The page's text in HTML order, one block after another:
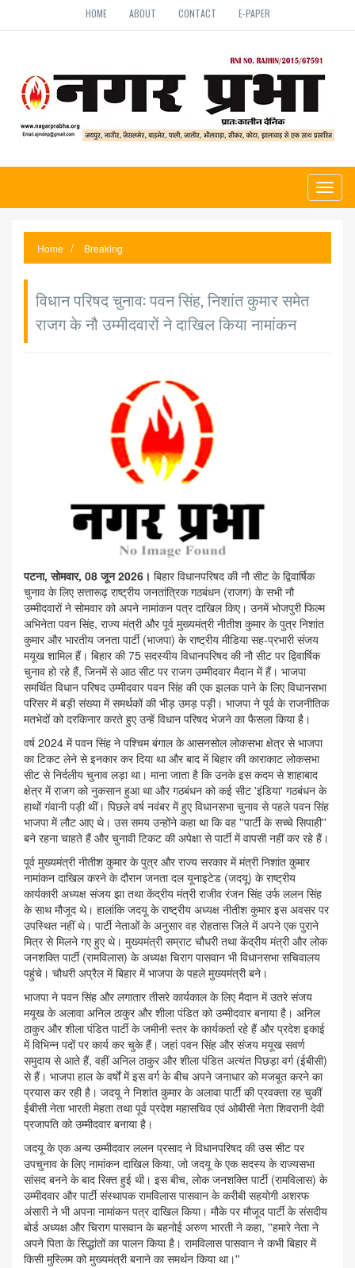
HOME ABOUT CONTACT E-PAPER
Home Breaking
विधान परिषद चुनाव: पवन सिंह, निशांत कुमार समेत
राजग के नौ उम्मीदवारों ने दाखिल किया नामांकन
पटना, सोमवार, 08 जून 2026। बिहार विधानपरिषद की नौ सीट के द्विवार्षिक
चुनाव के लिए सत्तारूढ़ राष्ट्रीय जनतांत्रिक गठबंधन (राजग) के सभी नौ
उम्मीदवारों ने सोमवार को अपने नामांकन पत्र दाखिल किए। उनमें भोजपुरी फिल्म
अभिनेता पवन सिंह, राज्य मंत्री और पूर्व मुख्यमंत्री नीतीश कुमार के पुत्र निशांत
कुमार और भारतीय जनता पार्टी (भाजपा) के राष्ट्रीय मीडिया सह-प्रभारी संजय
मयूख शामिल हैं। बिहार की 75 सदस्यीय विधानपरिषद की नौ सीट पर द्विवार्षिक
चुनाव हो रहे हैं, जिनमें से आठ सीट पर राजग उम्मीदवार मैदान में हैं। भाजपा
समर्थित विधान परिषद उम्मीदवार पवन सिंह की एक झलक पाने के लिए विधानसभा
परिसर में बड़ी संख्या में समर्थकों की भीड़ उमड़ पड़ी। भाजपा ने पूर्व के राजनीतिक
मतभेदों को दरकिनार करते हुए उन्हें विधान परिषद भेजने का फैसला किया है।
वर्ष 2024 में पवन सिंह ने पश्चिम बंगाल के आसनसोल लोकसभा क्षेत्र से भाजपा
का टिकट लेने से इनकार कर दिया था और बाद में बिहार की काराकाट लोकसभा
सीट से निर्दलीय चुनाव लड़ा था। माना जाता है कि उनके इस कदम से शाहाबाद
क्षेत्र में राजग को नुकसान हुआ था और गठबंधन को कई सीट 'इंडिया' गठबंधन के
हाथों गंवानी पड़ी थीं। पिछले वर्ष नवंबर में हुए विधानसभा चुनाव से पहले पवन सिंह
भाजपा में लौट आए थे। उस समय उन्होंने कहा था कि वह ''पार्टी के सच्चे सिपाही''
बने रहना चाहते हैं और चुनावी टिकट की अपेक्षा से पार्टी में वापसी नहीं कर रहे हैं।
पूर्व मुख्यमंत्री नीतीश कुमार के पुत्र और राज्य सरकार में मंत्री निशांत कुमार
नामांकन दाखिल करने के दौरान जनता दल यूनाइटेड (जदयू) के राष्ट्रीय
कार्यकारी अध्यक्ष संजय झा तथा केंद्रीय मंत्री राजीव रंजन सिंह उर्फ ललन सिंह
के साथ मौजूद थे। हालांकि जदयू के राष्ट्रीय अध्यक्ष नीतीश कुमार इस अवसर पर
उपस्थित नहीं थे। पार्टी नेताओं के अनुसार वह रोहतास जिले में अपने एक पुराने
मित्र से मिलने गए हुए थे। मुख्यमंत्री सम्राट चौधरी तथा केंद्रीय मंत्री और लोक
जनशक्ति पार्टी (रामविलास) के अध्यक्ष चिराग पासवान भी विधानसभा सचिवालय
पहुंचे। चौधरी अप्रैल में बिहार में भाजपा के पहले मुख्यमंत्री बने।
भाजपा ने पवन सिंह और लगातार तीसरे कार्यकाल के लिए मैदान में उतरे संजय
मयूख के अलावा अनिल ठाकुर और शीला पंडित को उम्मीदवार बनाया है। अनिल
ठाकुर और शीला पंडित पार्टी के जमीनी स्तर के कार्यकर्ता रहे हैं और प्रदेश इकाई
में विभिन्न पदों पर कार्य कर चुके हैं। जहां पवन सिंह और संजय मयूख सवर्ण
समुदाय से आते हैं, वहीं अनिल ठाकुर और शीला पंडित अत्यंत पिछड़ा वर्ग (ईबीसी)
से हैं। भाजपा हाल के वर्षों में इस वर्ग के बीच अपने जनाधार को मजबूत करने का
प्रयास कर रही है। जदयू ने निशांत कुमार के अलावा पार्टी की प्रवक्ता रह चुकीं
ईबीसी नेता भारती मेहता तथा पूर्व प्रदेश महासचिव एवं ओबीसी नेता शिवरानी देवी
प्रजापति को उम्मीदवार बनाया है।
जदयू के एक अन्य उम्मीदवार ललन प्रसाद ने विधानपरिषद की उस सीट पर
उपचुनाव के लिए नामांकन दाखिल किया, जो जदयू के एक सदस्य के राज्यसभा
सांसद बनने के बाद रिक्त हुई थी। इस बीच, लोक जनशक्ति पार्टी (रामविलास) के
उम्मीदवार और पार्टी संस्थापक रामविलास पासवान के करीबी सहयोगी अशरफ
अंसारी ने भी अपना नामांकन पत्र दाखिल किया। मौके पर मौजूद पार्टी के संसदीय
बोर्ड अध्यक्ष और चिराग पासवान के बहनोई अरुण भारती ने कहा, ''हमारे नेता ने
अपने पिता के सिद्धांतों का पालन किया है। रामविलास पासवान ने कभी बिहार में
किसी मुस्लिम को मुख्यमंत्री बनाने का समर्थन किया था।''